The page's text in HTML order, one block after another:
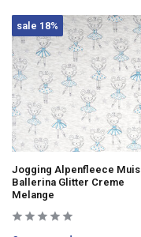
sale 18%
Jogging Alpenfleece Muis
Ballerina Glitter Creme
Melange